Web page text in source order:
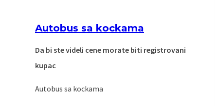
Autobus sa kockama
Da bi ste videli cene morate biti registrovani
kupac
Autobus sa kockama